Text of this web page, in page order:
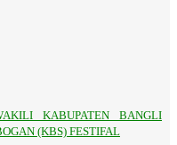
KABUPATEN BANGLI
(KBS) FESTIFAL